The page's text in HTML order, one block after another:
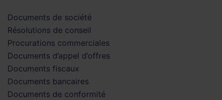
Documents de société
Résolutions de conseil
Procurations commerciales
Documents d’appel d’offres
Documents fiscaux
Documents bancaires
Documents de conformité